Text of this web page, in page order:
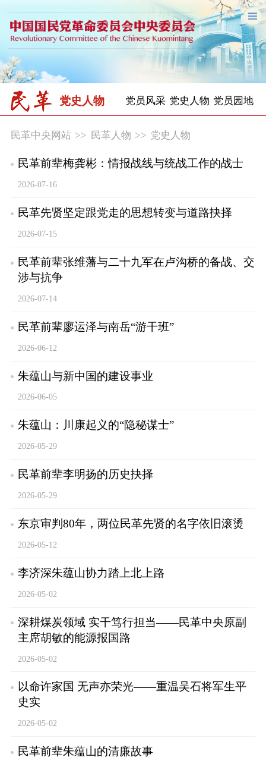
党史人物 党员风采 党史人物 党员园地
民革中央网站 >> 民革人物 >> 党史人物
民革前辈梅龚彬：情报战线与统战工作的战士
2026-07-16
民革先贤坚定跟党走的思想转变与道路抉择
2026-07-15
民革前辈张维藩与二十九军在卢沟桥的备战、交
涉与抗争
2026-07-14
民革前辈廖运泽与南岳“游干班”
2026-06-12
朱蕴山与新中国的建设事业
2026-06-05
朱蕴山：川康起义的“隐秘谋士”
2026-05-29
民革前辈李明扬的历史抉择
2026-05-29
东京审判80年，两位民革先贤的名字依旧滚烫
2026-05-12
李济深朱蕴山协力踏上北上路
2026-05-02
深耕煤炭领域 实干笃行担当——民革中央原副
主席胡敏的能源报国路
2026-05-02
以命许家国 无声亦荣光——重温吴石将军生平
史实
2026-05-02
民革前辈朱蕴山的清廉故事